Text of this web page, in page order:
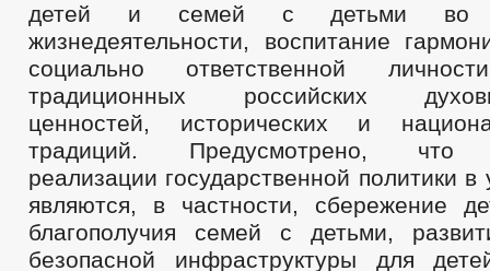
детей и семей с детьми во
жизнедеятельности, воспитание
социально ответственной
традиционных российских
ценностей, исторических и
традиций. Предусмотрено, что
реализации государственной политики
являются, в частности, сбережение
благополучия семей с детьми,
безопасной инфраструктуры для